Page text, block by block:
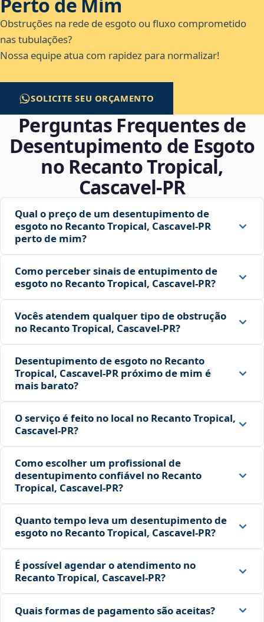
Perto de Mim
Obstruções na rede de esgoto ou fluxo comprometido
nas tubulações?
Nossa equipe atua com rapidez para normalizar!
SOLICITE SEU ORÇAMENTO
Perguntas Frequentes de
Desentupimento de Esgoto
no Recanto Tropical,
Cascavel‑PR
Qual o preço de um desentupimento de
esgoto no Recanto Tropical, Cascavel‑PR
perto de mim?
Como perceber sinais de entupimento de
esgoto no Recanto Tropical, Cascavel‑PR?
Vocês atendem qualquer tipo de obstrução
no Recanto Tropical, Cascavel‑PR?
Desentupimento de esgoto no Recanto
Tropical, Cascavel‑PR próximo de mim é
mais barato?
O serviço é feito no local no Recanto Tropical,
Cascavel‑PR?
Como escolher um profissional de
desentupimento confiável no Recanto
Tropical, Cascavel‑PR?
Quanto tempo leva um desentupimento de
esgoto no Recanto Tropical, Cascavel‑PR?
É possível agendar o atendimento no
Recanto Tropical, Cascavel‑PR?
Quais formas de pagamento são aceitas?